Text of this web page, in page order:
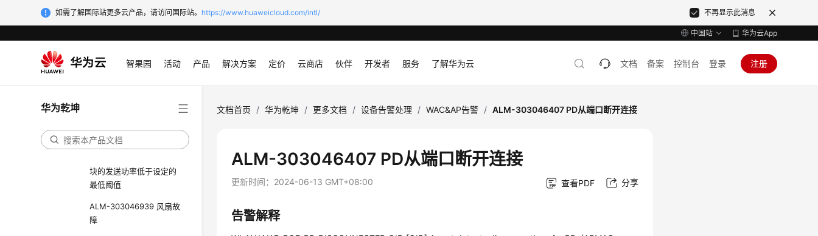
如需了解国际站更多云产品，请访问国际站。 https://www.huaweicloud.com/intl/ 不再显示此消息
中国站 华为云App
智果园 活动 产品 解决方案 定价 云商店 伙伴 开发者 服务 了解华为云 文档 备案 控制台 登录 注册
华为乾坤
ALM-303046782 上传无
以太口上线告警
ALM-303046758 MPP通
块的发送功率高于最大值
块的发送功率低于设定的
最低阈值
ALM-303046939 风扇故
障
文档首页 / 华为乾坤 / 更多文档 / 设备告警处理 / WAC&AP告警 / ALM-303046407 PD从端口断开连接
ALM-303046407 PD从端口断开连接
更新时间： 2024-06-13 GMT+08:00 查看PDF 分享
告警解释